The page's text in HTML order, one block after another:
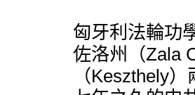
匈牙利法輪功
佐洛州（Zala
（Keszthely